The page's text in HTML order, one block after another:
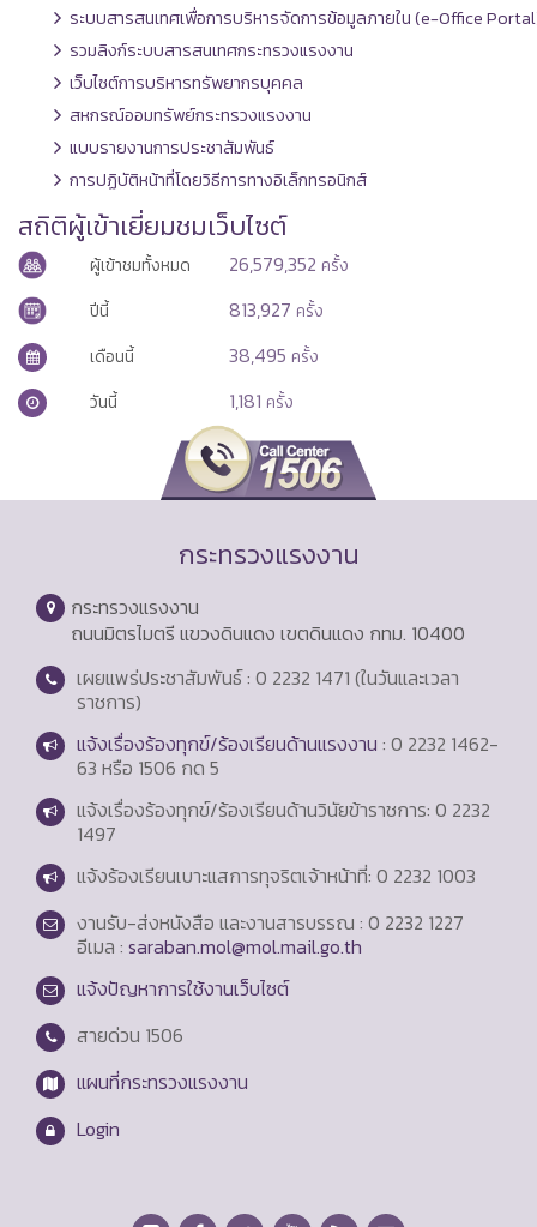
ระบบสารสนเทศเพื่อการบริหารจัดการข้อมูลภายใน (e-Office
รวมลิงก์ระบบสารสนเทศกระทรวงแรงงาน
เว็บไซต์การบริหารทรัพยากรบุคคล
สหกรณ์ออมทรัพย์กระทรวงแรงงาน
แบบรายงานการประชาสัมพันธ์
การปฏิบัติหน้าที่โดยวิธีการทางอิเล็กทรอนิกส์
สถิติผู้เข้าเยี่ยมชมเว็บไซต์
ผู้เข้าชมทั้งหมด 26,579,352 ครั้ง
ปีนี้
813,927 ครั้ง
เดือนนี้
38,495 ครั้ง
วันนี้
1,181 ครั้ง
กระทรวงแรงงาน
กระทรวงแรงงาน
ถนนมิตรไมตรี แขวงดินแดง เขตดินแดง กทม. 10400
เผยแพร่ประชาสัมพันธ์ : 0 2232 1471 (ในวันและเวลา
ราชการ)
แจ้งเรื่องร้องทุกข์/ร้องเรียนด้านแรงงาน : 0 2232 1462-
63 หรือ 1506 กด 5
แจ้งเรื่องร้องทุกข์/ร้องเรียนด้านวินัยข้าราชการ: 0 2232
1497
แจ้งร้องเรียนเบาะแสการทุจริตเจ้าหน้าที่: 0 2232 1003
งานรับ-ส่งหนังสือ และงานสารบรรณ : 0 2232 1227
อีเมล : saraban.mol@mol.mail.go.th
แจ้งปัญหาการใช้งานเว็บไซต์
สายด่วน 1506
แผนที่กระทรวงแรงงาน
Login